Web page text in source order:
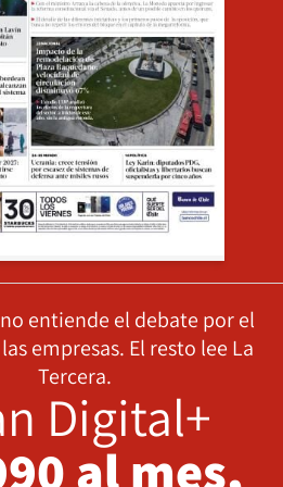
entiende el debate por el
empresas. El resto lee La
Tercera.
Digital+
al mes,